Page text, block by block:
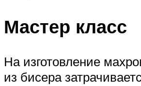
Мастер класс
На изготовление
из бисера